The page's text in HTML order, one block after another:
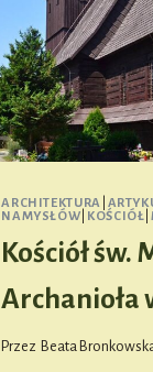
ARCHITEKTURA
NAMYSŁÓW KOŚCIÓŁ |
Kościół św.
Archanioła
Przez Beata